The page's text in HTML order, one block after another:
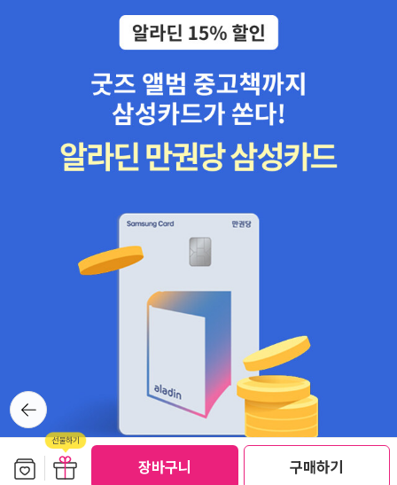
선물하기
장바구니 구매하기
뒤로가
기